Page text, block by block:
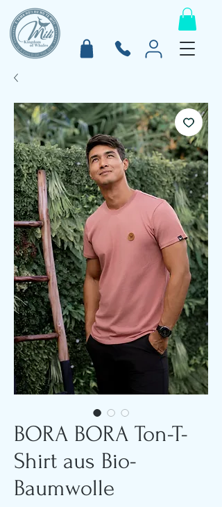
BORA BORA Ton-T-
Shirt aus Bio-
Baumwolle